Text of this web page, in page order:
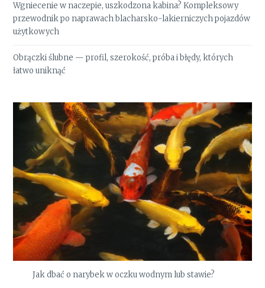
Wgniecenie w naczepie, uszkodzona kabina? Kompleksowy
przewodnik po naprawach blacharsko-lakierniczych pojazdów
użytkowych
Obrączki ślubne — profil, szerokość, próba i błędy, których
łatwo uniknąć
Jak dbać o narybek w oczku wodnym lub stawie?